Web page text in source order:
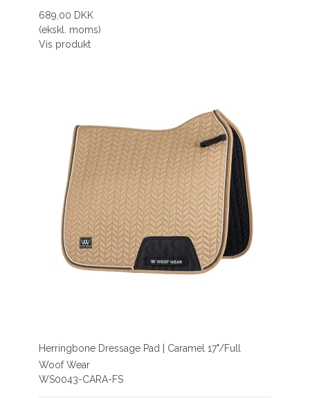
689,00 DKK
(ekskl. moms)
Vis produkt
Herringbone Dressage Pad | Caramel 17"/Full
Woof Wear
WS0043-CARA-FS